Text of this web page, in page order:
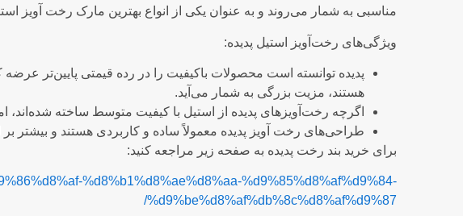
مناسبی به شمار می‌روند و به عنوان یکی از انواع بهترین مارک رخت آویز
ویژگی‌های رخت‌آویز استیل پدیده:
پدیده توانسته است محصولات باکیفیت را در رده قیمتی پایین‌تر
هستند، مزیت بزرگی به شمار می‌آید.
اگرچه رخت‌آویزهای پدیده از استیل با کیفیت متوسط ساخته شده‌اند،
طراحی‌های رخت آویز پدیده معمولاً ساده و کاربردی هستند و بیشتر
برای خرید بند رخت پدیده به صفحه زیر مراجعه کنید:
%d8%b1%d8%ae%d8%aa-%d9%85%d8%af%d9%84-
%d9%be%d8%af%db%8c%d8%af%d9%87/